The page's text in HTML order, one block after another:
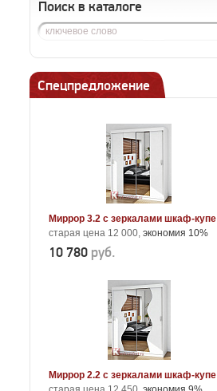
Поиск в каталоге
Спецпредложение
Миррор 3.2 с зеркалами шкаф-купе
старая цена 12 000, экономия 10%
10 780 руб.
Миррор 2.2 с зеркалами шкаф-купе